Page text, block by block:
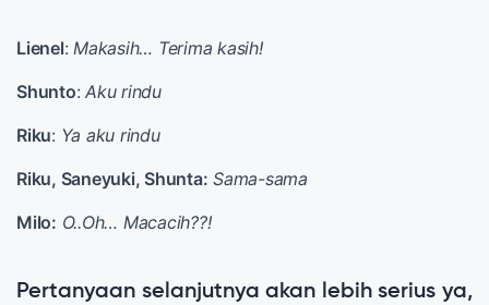
Lienel: Makasih… Terima kasih!
Shunto: Aku rindu
Riku: Ya aku rindu
Riku, Saneyuki, Shunta: Sama-sama
Milo: O..Oh… Macacih??!
Pertanyaan selanjutnya akan lebih serius ya,